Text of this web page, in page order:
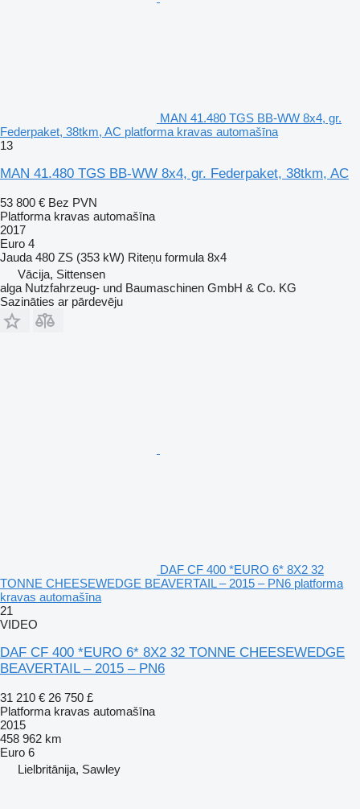
MAN 41.480 TGS BB-WW 8x4, gr.
Federpaket, 38tkm, AC platforma kravas automašīna
13
MAN 41.480 TGS BB-WW 8x4, gr. Federpaket, 38tkm, AC
53 800 € Bez PVN
Platforma kravas automašīna
2017
Euro 4
Jauda 480 ZS (353 kW) Riteņu formula 8x4
Vācija, Sittensen
alga Nutzfahrzeug- und Baumaschinen GmbH & Co. KG
Sazināties ar pārdevēju
DAF CF 400 *EURO 6* 8X2 32
TONNE CHEESEWEDGE BEAVERTAIL – 2015 – PN6 platforma
kravas automašīna
21
VIDEO
DAF CF 400 *EURO 6* 8X2 32 TONNE CHEESEWEDGE
BEAVERTAIL – 2015 – PN6
31 210 € 26 750 £
Platforma kravas automašīna
2015
458 962 km
Euro 6
Lielbritānija, Sawley